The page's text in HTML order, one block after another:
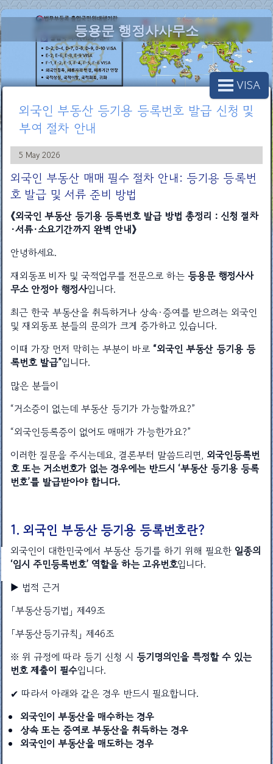
등용문 행정사사무소
VISA
외국인 부동산 등기용 등록번호 발급 신청 및
부여 절차 안내
5 May 2026
외국인 부동산 매매 필수 절차 안내: 등기용 등록번
호 발급 및 서류 준비 방법
《외국인 부동산 등기용 등록번호 발급 방법 총정리 : 신청 절차
·서류·소요기간까지 완벽 안내》
안녕하세요.
재외동포 비자 및 국적업무를 전문으로 하는 등용문 행정사사
무소 안정아 행정사입니다.
최근 한국 부동산을 취득하거나 상속·증여를 받으려는 외국인
및 재외동포 분들의 문의가 크게 증가하고 있습니다.
이때 가장 먼저 막히는 부분이 바로 “외국인 부동산 등기용 등
록번호 발급”입니다.
많은 분들이
“거소증이 없는데 부동산 등기가 가능할까요?”
“외국인등록증이 없어도 매매가 가능한가요?”
이러한 질문을 주시는데요, 결론부터 말씀드리면, 외국인등록번
호 또는 거소번호가 없는 경우에는 반드시 ‘부동산 등기용 등록
번호’를 발급받아야 합니다.
1. 외국인 부동산 등기용 등록번호란?
외국인이 대한민국에서 부동산 등기를 하기 위해 필요한 일종의
‘임시 주민등록번호’ 역할을 하는 고유번호입니다.
▶ 법적 근거
「부동산등기법」 제49조
「부동산등기규칙」 제46조
※ 위 규정에 따라 등기 신청 시 등기명의인을 특정할 수 있는
번호 제출이 필수입니다.
✔ 따라서 아래와 같은 경우 반드시 필요합니다.
외국인이 부동산을 매수하는 경우
상속 또는 증여로 부동산을 취득하는 경우
외국인이 부동산을 매도하는 경우